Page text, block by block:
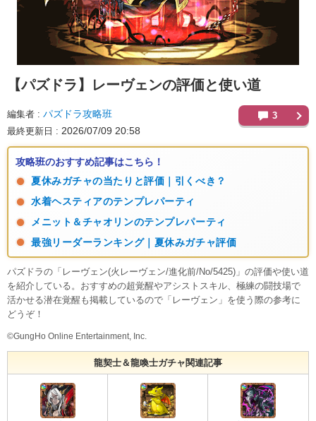
【パズドラ】 レーヴェンの評価と使い道
編集者 パズドラ攻略班
最終更新日 2026/07/09 20:58
3
攻略班のおすすめ記事はこちら！
夏休みガチャの当たりと評価｜引くべき？
水着ヘスティアのテンプレパーティ
メニット＆チャオリンのテンプレパーティ
最強リーダーランキング｜夏休みガチャ評価
パズドラの「レーヴェン(火レーヴェン/進化前/No/5425)」の評価や使い道
を紹介している。おすすめの超覚醒やアシストスキル、極練の闘技場で
活かせる潜在覚醒も掲載しているので「レーヴェン」を使う際の参考に
どうぞ！
©GungHo Online Entertainment, Inc.
龍契士＆龍喚士ガチャ関連記事